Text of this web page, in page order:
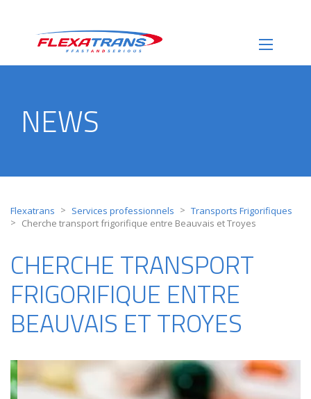
NEWS
Flexatrans > Services professionnels > Transports Frigorifiques
> Cherche transport frigorifique entre Beauvais et Troyes
CHERCHE TRANSPORT
FRIGORIFIQUE ENTRE
BEAUVAIS ET TROYES